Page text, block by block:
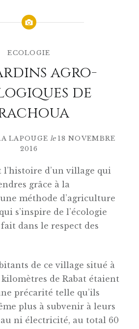
ECOLOGIE
agro-
de
LAPOUGE le 18 NOVEMBRE
2016
l’histoire d’un village qui
grâce à la
méthode d’agriculture
s’inspire de l’écologie
dans le respect des
de ce village situé à
de Rabat étaient
précarité telle qu’ils
plus à subvenir à leurs
ni électricité, au total 60